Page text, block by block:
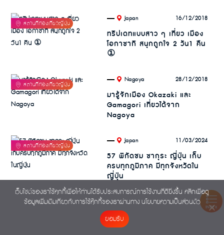
INDEX
. Japan 16/12/2018
ทริปเดทแบบสาว ๆ เที่ยว เมือง
โอกาซากิ สนุกถูกใจ 2 วัน1 คืน
①
. Nagoya 28/12/2018
มารู้จักเมือง Okazaki และ
Gamagori เที่ยวได้จาก
Nagoya
. Japan 11/03/2024
57 พิกัดชม ซากุระ ญี่ปุ่น เก็บ
ครบทุกภูมิภาค มีทุกจังหวัดใน
ญี่ปุ่น
เว็บไซต์ของเราใช้คุกกี้เพื่อให้ท่านได้รับประสบการณ์การใช้งานที่ดียิ่งขึ้น คลิกเพื่อดู
ข้อมูลเพิ่มเติมเกี่ยวกับการใช้คุ๊กกี้ของเราผ่านทาง นโยบายความเป็นส่วนตัว
ยอมรับ